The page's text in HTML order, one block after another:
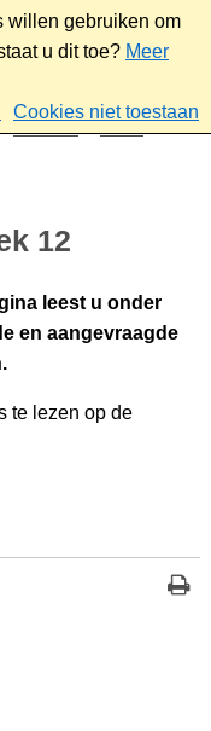
willen gebruiken om
u dit toe? Meer
Cookies niet toestaan
Nieuws
2026
12
leest u onder
en aangevraagde
te lezen op de